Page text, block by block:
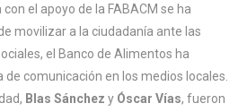
el apoyo de la FABACM se ha
movilizar a la ciudadanía ante las
el Banco de Alimentos ha
comunicación en los medios locales.
Blas Sánchez y Óscar Vías, fueron